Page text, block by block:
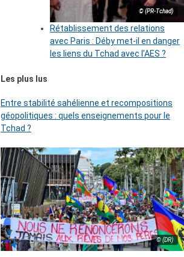
© (PR-Tchad)
Rétablissement des relations
avec Paris : Déby met-il en danger
les liens du Tchad avec l’AES ?
Les plus lus
Entre stabilité sahélienne et recompositions
géopolitiques : quels enseignements pour le
Tchad ?
© (DR)